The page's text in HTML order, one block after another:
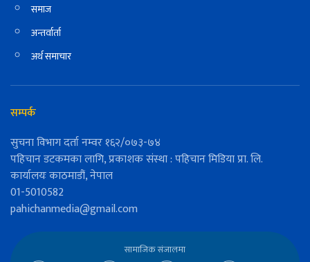
समाज
अन्तर्वार्ता
अर्थ समाचार
सम्पर्क
सुचना विभाग दर्ता नम्वर १६२/०७३-७४
पहिचान डटकमका लागि, प्रकाशक संस्था : पहिचान मिडिया प्रा. लि.
कार्यालयः काठमाडौं, नेपाल
01-5010582
pahichanmedia@gmail.com
सामाजिक संजालमा